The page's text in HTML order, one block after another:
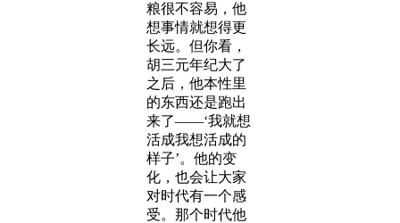
粮很不容易，他
想事情就想得更
长远。但你看，
胡三元年纪大了
之后，他本性里
的东西还是跑出
来了——‘我就想
活成我想活成的
样子’。他的变
化，也会让大家
对时代有一个感
受。那个时代他